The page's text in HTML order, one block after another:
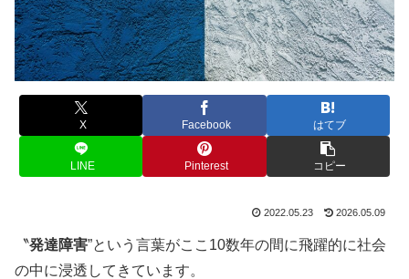
X Facebook はてブ
LINE Pinterest コピー
2022.05.23 2026.05.09
〝発達障害”という言葉がここ10数年の間に飛躍的に社会
の中に浸透してきています。